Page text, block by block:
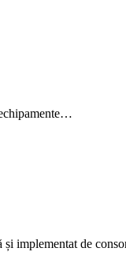
implementat de